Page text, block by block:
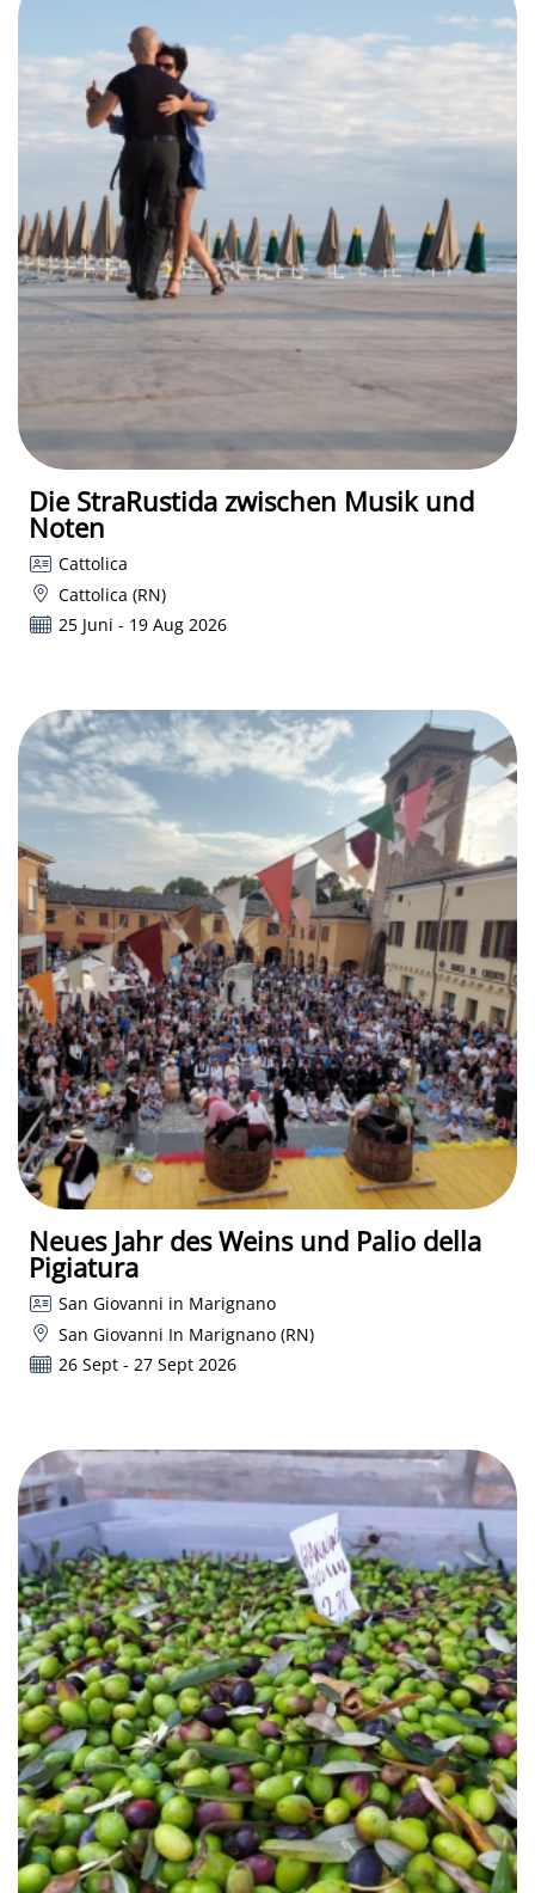
Die StraRustida zwischen Musik und
Noten
Cattolica
Cattolica (RN)
25 Juni - 19 Aug 2026
Neues Jahr des Weins und Palio della
Pigiatura
San Giovanni in Marignano
San Giovanni In Marignano (RN)
26 Sept - 27 Sept 2026